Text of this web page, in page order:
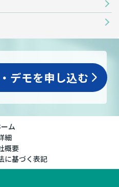
デモを申し込む arrow_forward_ios
ム
細
概要
に基づく表記